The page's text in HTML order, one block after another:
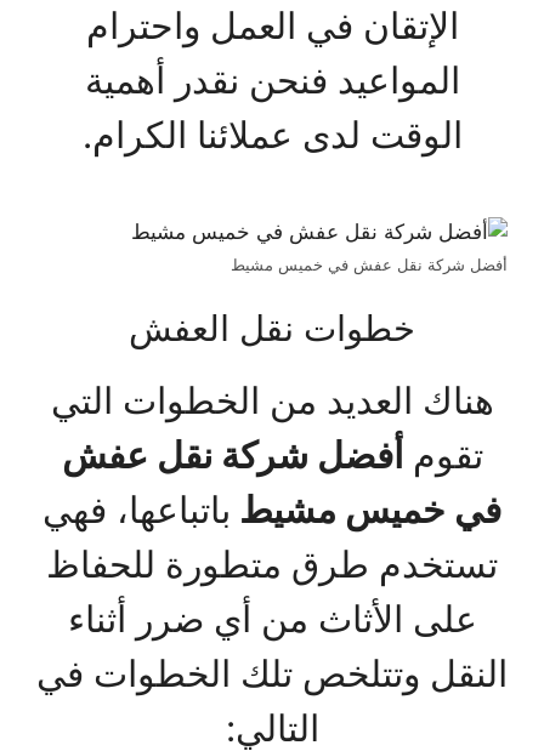
الإتقان في العمل واحترام
المواعيد فنحن نقدر أهمية
الوقت لدى عملائنا الكرام.
أفضل شركة نقل عفش في خميس مشيط
خطوات نقل العفش
هناك العديد من الخطوات التي
تقومأفضل شركة نقل عفش
في خميس مشيط باتباعها، فهي
تستخدم طرق متطورة للحفاظ
على الأثاث من أي ضرر أثناء
النقل وتتلخص تلك الخطوات في
التالي: